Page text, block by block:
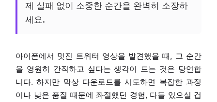
제 실패 없이 소중한 순간을 완벽히 소장하
세요.
아이폰에서 멋진 트위터 영상을 발견했을 때, 그 순간
을 영원히 간직하고 싶다는 생각이 드는 것은 당연합
니다. 하지만 막상 다운로드를 시도하면 복잡한 과정
이나 낮은 품질 때문에 좌절했던 경험, 다들 있으실 겁